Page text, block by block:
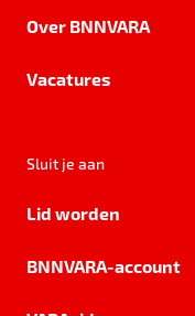
Over BNNVARA
Vacatures
Sluit je aan
Lid worden
BNNVARA-account